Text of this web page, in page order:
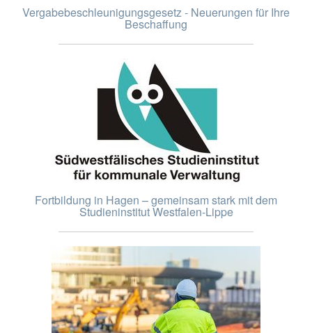
Vergabebeschleunigungsgesetz - Neuerungen für Ihre
Beschaffung
Fortbildung in Hagen – gemeinsam stark mit dem
Studieninstitut Westfalen-Lippe